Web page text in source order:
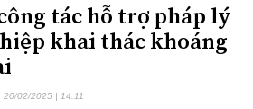
tác hỗ trợ pháp lý
khai thác khoáng
20/02/2025 | 14:11